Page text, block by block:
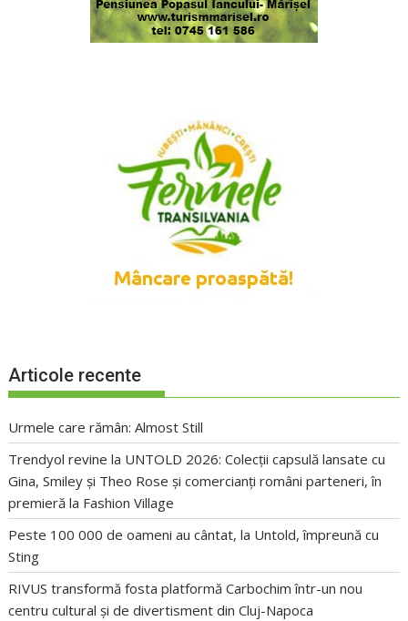
Articole recente
Urmele care rămân: Almost Still
Trendyol revine la UNTOLD 2026: Colecții capsulă lansate cu
Gina, Smiley și Theo Rose și comercianți români parteneri, în
premieră la Fashion Village
Peste 100 000 de oameni au cântat, la Untold, împreună cu
Sting
RIVUS transformă fosta platformă Carbochim într-un nou
centru cultural și de divertisment din Cluj-Napoca